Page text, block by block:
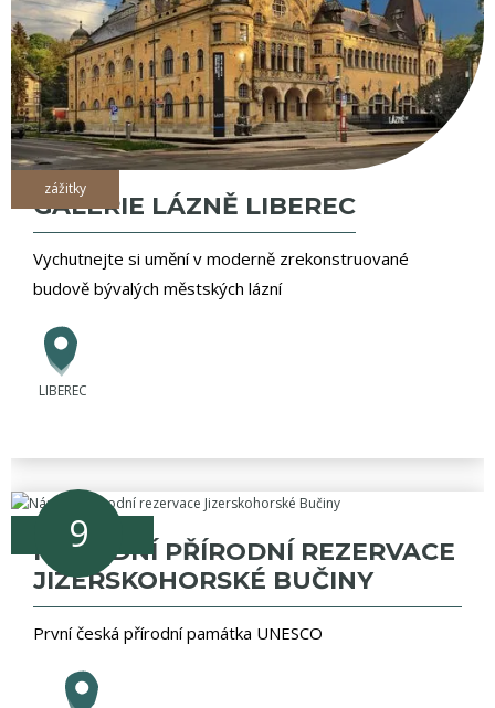
zážitky
GALERIE LÁZNĚ LIBEREC
Vychutnejte si umění v moderně zrekonstruované
budově bývalých městských lázní
LIBEREC
přírodní cíle
9
NÁRODNÍ PŘÍRODNÍ REZERVACE
JIZERSKOHORSKÉ BUČINY
První česká přírodní památka UNESCO